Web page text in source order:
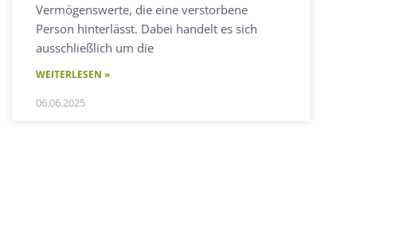
Vermögenswerte, die eine verstorbene
Person hinterlässt. Dabei handelt es sich
ausschließlich um die
WEITERLESEN »
06.06.2025